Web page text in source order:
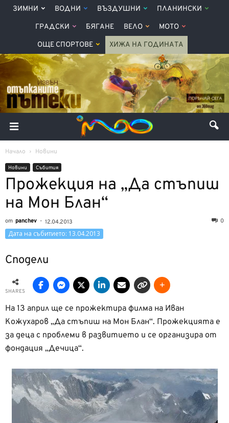
ЗИМНИ ВОДНИ ВЪЗДУШНИ ПЛАНИНСКИ
ГРАДСКИ БЯГАНЕ ВЕЛО МОТО
ОЩЕ СПОРТОВЕ ХИЖА НА ГОДИНАТА
Начало Новини
Новини Събития
Прожекция на „Да стъпиш
на Мон Блан“
от panchev - 12.04.2013 0
Дата на събитието: 13.04.2013
Сподели
SHARES
На 13 април ще се прожектира филма на Иван
Кожухаров „Да стъпиш на Мон Блан“. Прожекцията е
за деца с проблеми в развитието и се организира от
фондация „Дечица“.